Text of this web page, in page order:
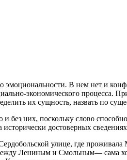
эмоциональности. В нем нет и
экономического процесса.
их сущность, назвать по
них, поскольку слово
достоверных
улице, где
Лениным и Смольным— сама